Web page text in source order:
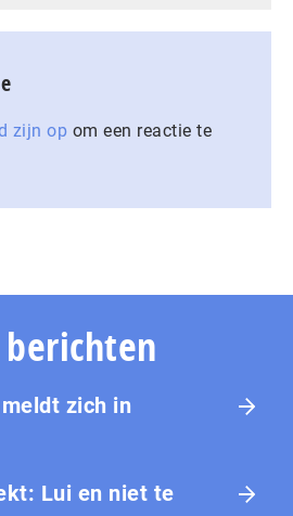
zijn op om een reactie te
zich in
Lui en niet te